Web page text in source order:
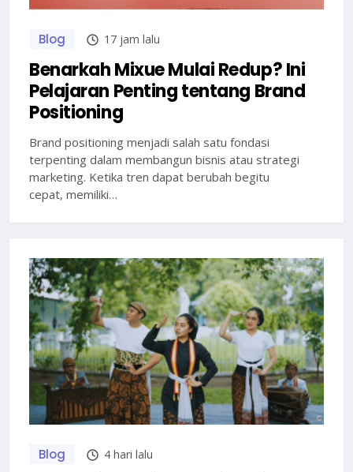
Blog 17 jam lalu
Benarkah Mixue Mulai Redup? Ini
Pelajaran Penting tentang Brand
Positioning
Brand positioning menjadi salah satu fondasi
terpenting dalam membangun bisnis atau strategi
marketing. Ketika tren dapat berubah begitu
cepat, memiliki…
Blog 4 hari lalu